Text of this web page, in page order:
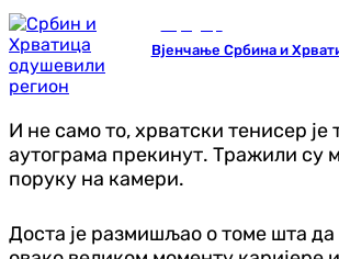
Вјенчање Србина и
И не само то, хрватски тенисер је
аутограма прекинут. Тражили су
поруку на камери.
Доста је размишљао о томе шта